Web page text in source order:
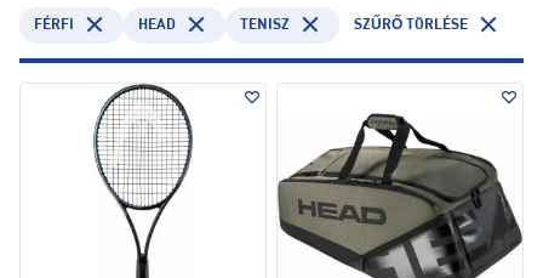
FÉRFI HEAD TENISZ SZŰRŐ TÖRLÉSE